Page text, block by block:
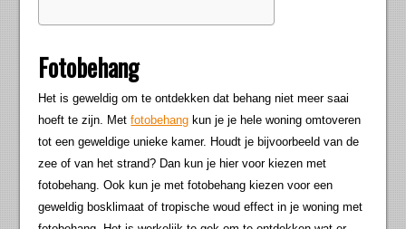
Fotobehang
Het is geweldig om te ontdekken dat behang niet meer saai
hoeft te zijn. Metfotobehang kun je je hele woning omtoveren
tot een geweldige unieke kamer. Houdt je bijvoorbeeld van de
zee of van het strand? Dan kun je hier voor kiezen met
fotobehang. Ook kun je met fotobehang kiezen voor een
geweldig bosklimaat of tropische woud effect in je woning met